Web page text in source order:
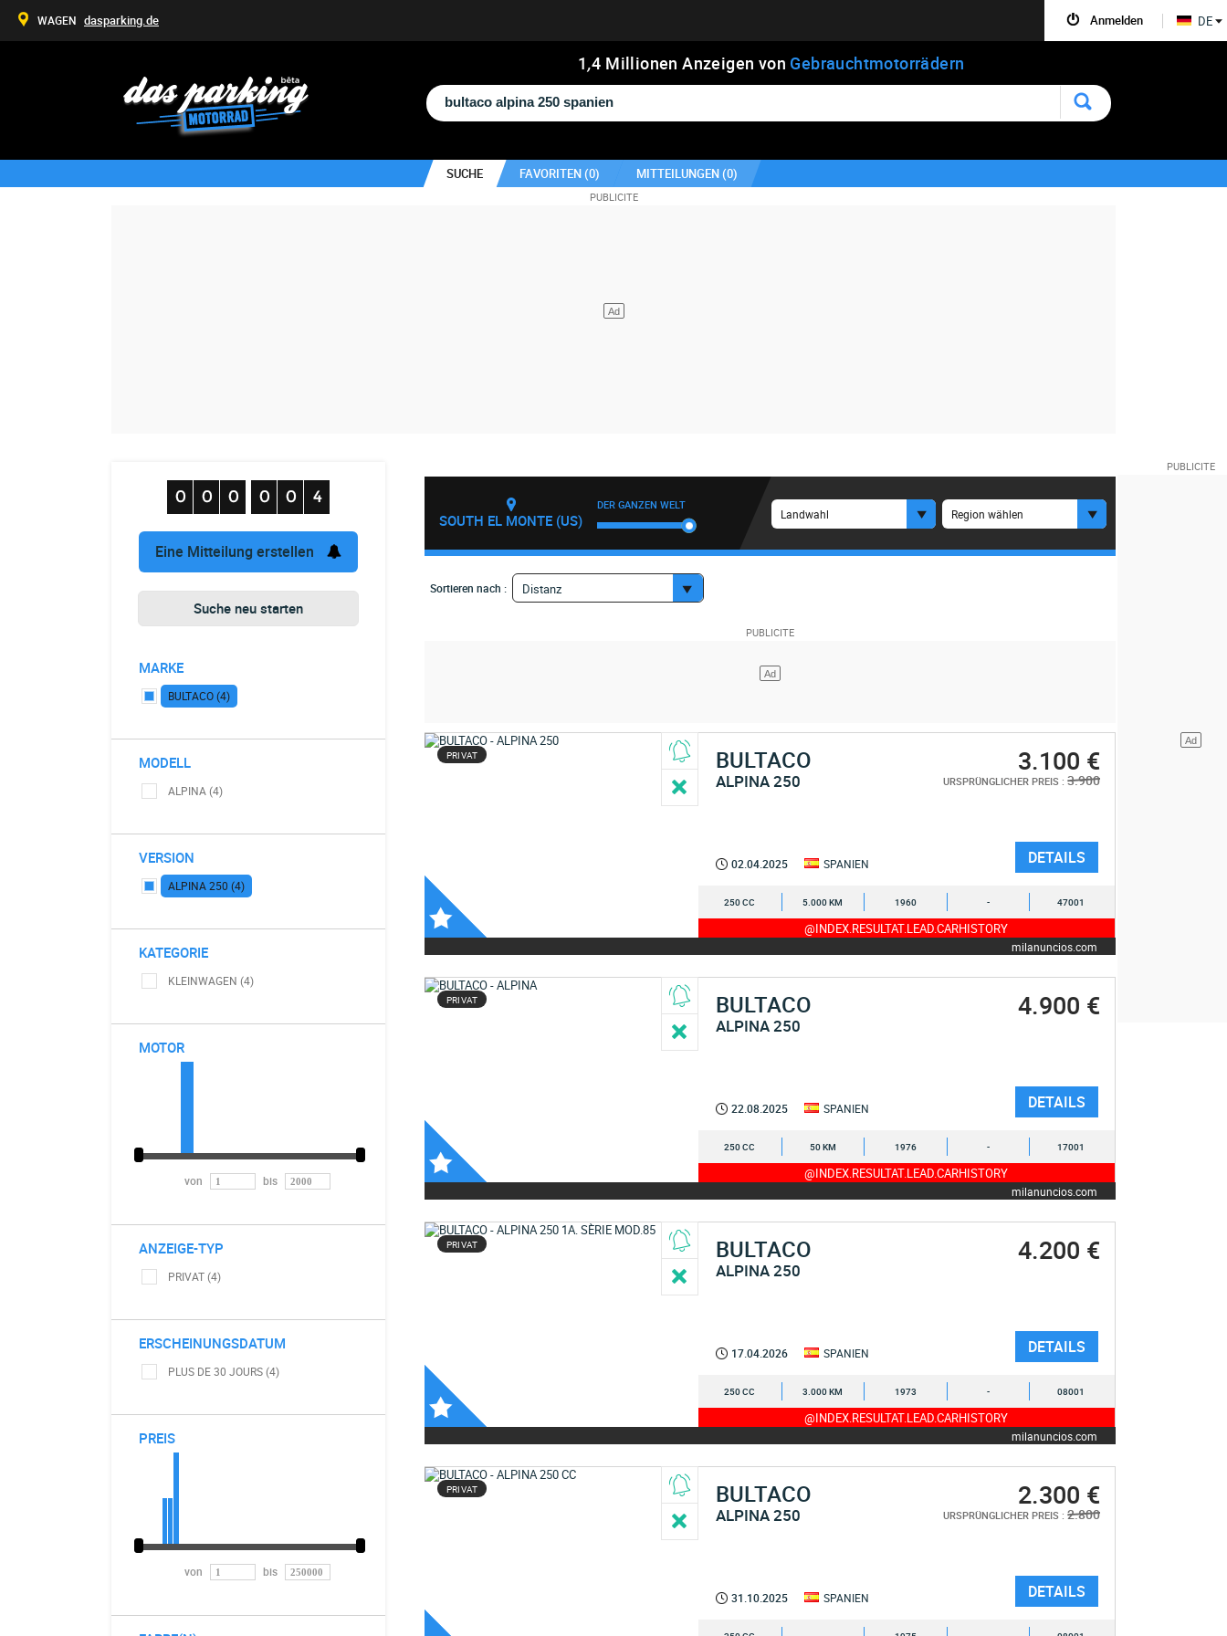
1,4 Millionen Anzeigen von Gebrauchtmotorrädern
SUCHE FAVORITEN (0) MITTEILUNGEN (0)
Eine Mitteilung erstellen
Suche neu starten
MARKE
BULTACO (4)
MODELL
ALPINA (4)
VERSION
ALPINA 250 (4)
KATEGORIE
KLEINWAGEN (4)
MOTOR
von bis
ANZEIGE-TYP
PRIVAT (4)
ERSCHEINUNGSDATUM
PLUS DE 30 JOURS (4)
PREIS
von bis
SOUTH EL MONTE (US)
DER GANZEN WELT
Landwahl Region wählen
Sortieren nach : Distanz
PRIVAT BULTACO
ALPINA 250
3.100 €
URSPRÜNGLICHER PREIS : 3.900
02.04.2025 SPANIEN DETAILS
250 CC 5.000 KM 1960 - 47001
@INDEX.RESULTAT.LEAD.CARHISTORY
milanuncios.com
PRIVAT BULTACO
ALPINA 250
4.900 €
22.08.2025 SPANIEN DETAILS
250 CC 50 KM 1976 - 17001
@INDEX.RESULTAT.LEAD.CARHISTORY
milanuncios.com
PRIVAT BULTACO
ALPINA 250
4.200 €
17.04.2026 SPANIEN DETAILS
250 CC 3.000 KM 1973 - 08001
@INDEX.RESULTAT.LEAD.CARHISTORY
milanuncios.com
PRIVAT BULTACO
ALPINA 250
2.300 €
URSPRÜNGLICHER PREIS : 2.800
31.10.2025 SPANIEN DETAILS
Anmelden
WAGEN dasparking.de DE